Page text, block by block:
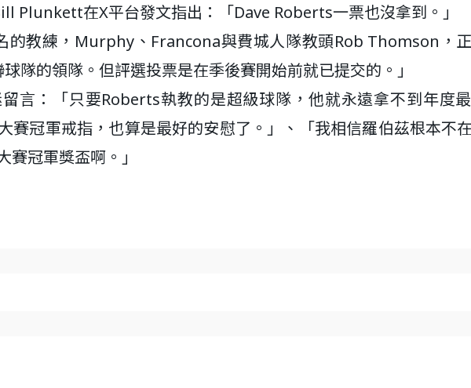
Plunkett在X平台發文指出：「Dave Roberts一票也沒拿到。」
的教練，Murphy、Francona與費城人隊教頭Rob Thomson，
隊的領隊。但評選投票是在季後賽開始前就已提交的。」
言：「只要Roberts執教的是超級球隊，他就永遠拿不到年度
賽冠軍戒指，也算是最好的安慰了。」、「我相信羅伯茲根本不
冠軍獎盃啊。」